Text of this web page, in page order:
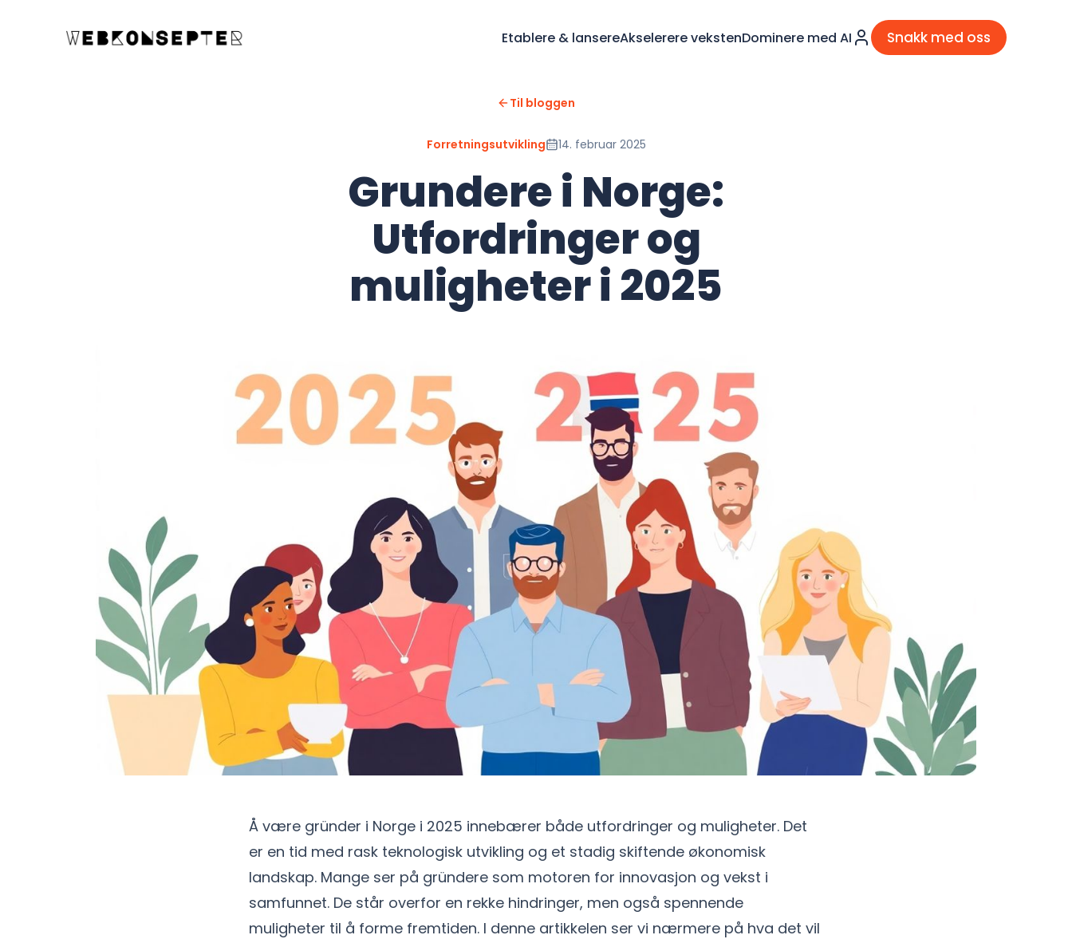
Etablere & lansereAkselerere vekstenDominere med AI Snakk med oss
Til bloggen
Forretningsutvikling 14. februar 2025
Grundere i Norge:
Utfordringer og
muligheter i 2025
Å være gründer i Norge i 2025 innebærer både utfordringer og muligheter. Det
er en tid med rask teknologisk utvikling og et stadig skiftende økonomisk
landskap. Mange ser på gründere som motoren for innovasjon og vekst i
samfunnet. De står overfor en rekke hindringer, men også spennende
muligheter til å forme fremtiden. I denne artikkelen ser vi nærmere på hva det vil